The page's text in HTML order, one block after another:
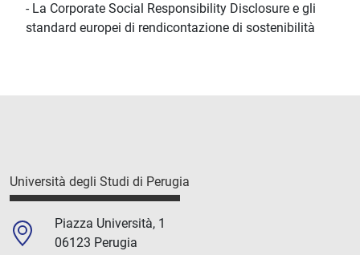
- La Corporate Social Responsibility Disclosure e gli
standard europei di rendicontazione di sostenibilità
Università degli Studi di Perugia
Piazza Università, 1
06123 Perugia